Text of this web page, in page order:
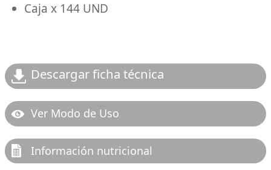
Caja x 144 UND
Descargar ficha técnica
Ver Modo de Uso
Información nutricional